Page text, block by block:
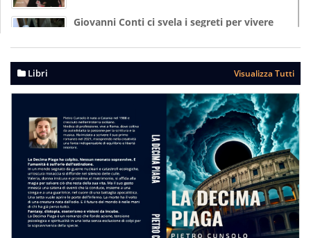
Giovanni Conti ci svela i segreti per vivere
Pubblicato In: Agosto 07, 2025 Da: Girovagando
Libri Visualizza Tutti